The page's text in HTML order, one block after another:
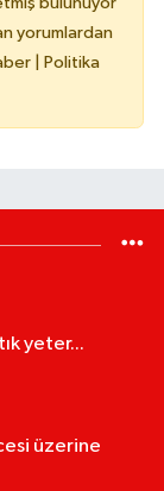
yorumlardan
| Politika
yeter...
üzerine